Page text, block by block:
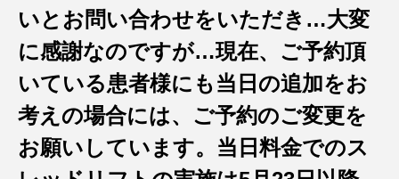
いとお問い合わせをいただき…大変
に感謝なのですが…現在、ご予約頂
いている患者様にも当日の追加をお
考えの場合には、ご予約のご変更を
お願いしています。当日料金でのス